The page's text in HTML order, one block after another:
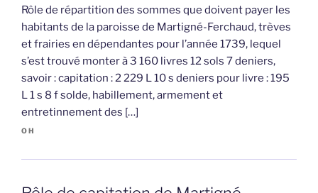
Rôle de répartition des sommes que doivent payer les
habitants de la paroisse de Martigné-Ferchaud, trèves
et frairies en dépendantes pour l’année 1739, lequel
s’est trouvé monter à 3 160 livres 12 sols 7 deniers,
savoir : capitation : 2 229 L 10 s deniers pour livre : 195
L 1 s 8 f solde, habillement, armement et
entretinnement des […]
OH